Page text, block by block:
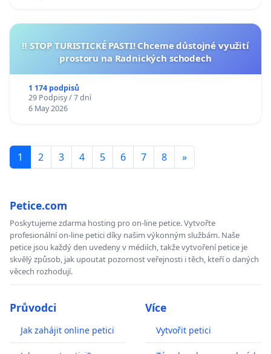
‼️ STOP TURISTICKÉ PASTI! Chceme důstojné využití
prostoru na Radnických schodech
1 174 podpisů
29 Podpisy / 7 dní
6 May 2026
1 2 3 4 5 6 7 8 »
Petice.com
Poskytujeme zdarma hosting pro on-line petice. Vytvořte
profesionální on-line petici díky našim výkonným službám. Naše
petice jsou každý den uvedeny v médiích, takže vytvoření petice je
skvělý způsob, jak upoutat pozornost veřejnosti i těch, kteří o daných
věcech rozhodují.
Průvodci
Jak zahájit online petici
Více
Vytvořit petici